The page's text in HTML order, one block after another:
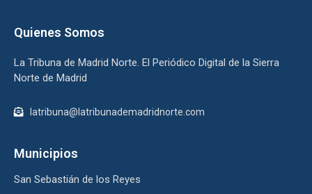
Quienes Somos
La Tribuna de Madrid Norte. El Periódico Digital de la Sierra
Norte de Madrid
latribuna@latribunademadridnorte.com
Municipios
San Sebastián de los Reyes